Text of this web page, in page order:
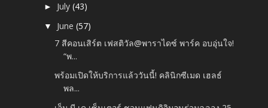
► July(43)
▼ June(57)
7 สีคอนเสิร์ต เฟสติวัล@พาราไดซ์ พาร์ค อบอุ่นใจ!
“พ...
พร้อมเปิดให้บริการแล้ววันนี้! คลินิกซีเมด เฮลธ์
พล...